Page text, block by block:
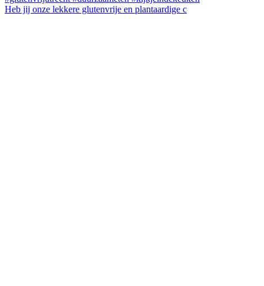
Heb jij onze lekkere glutenvrije en plantaardige c